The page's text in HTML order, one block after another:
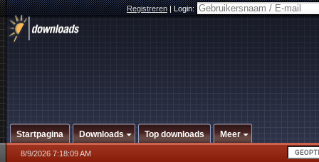
Registreren|Login:
Startpagina Downloads Top downloads Meer
8/9/2026 7:18:09 AM